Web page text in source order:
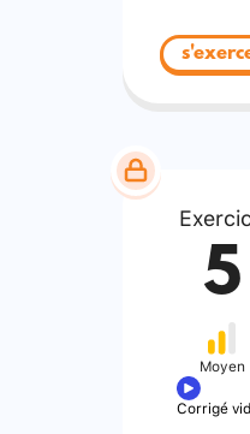
5
Moyen
Corrigé